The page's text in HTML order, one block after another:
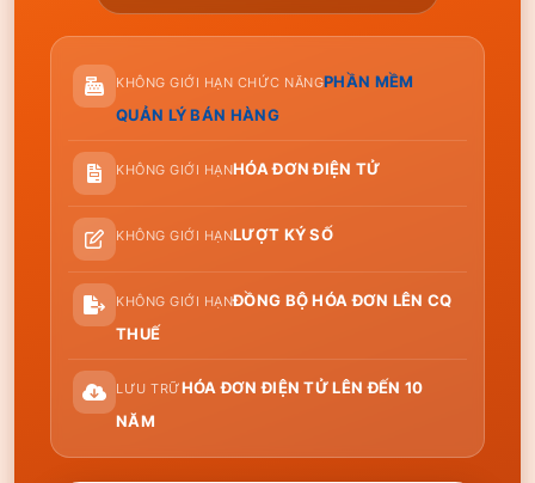
KHÔNG GIỚI HẠN CHỨC NĂNGPHẦN MỀM
QUẢN LÝ BÁN HÀNG
KHÔNG GIỚI HẠNHÓA ĐƠN ĐIỆN TỬ
KHÔNG GIỚI HẠNLƯỢT KÝ SỐ
KHÔNG GIỚI HẠNĐỒNG BỘ HÓA ĐƠN LÊN CQ
THUẾ
LƯU TRỮHÓA ĐƠN ĐIỆN TỬ LÊN ĐẾN 10
NĂM